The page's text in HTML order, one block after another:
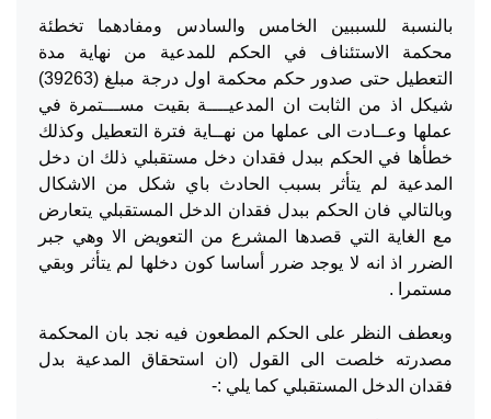
بالنسبة للسببين الخامس والسادس ومفادهما تخطئة
محكمة الاستئناف في الحكم للمدعية من نهاية مدة
التعطيل حتى صدور حكم محكمة اول درجة مبلغ (39263)
شيكل اذ من الثابت ان المدعيــــة بقيت مســـتمرة في
عملها وعــادت الى عملها من نهــاية فترة التعطيل وكذلك
خطأها في الحكم ببدل فقدان دخل مستقبلي ذلك ان دخل
المدعية لم يتأثر بسبب الحادث باي شكل من الاشكال
وبالتالي فان الحكم ببدل فقدان الدخل المستقبلي يتعارض
مع الغاية التي قصدها المشرع من التعويض الا وهي جبر
الضرر اذ انه لا يوجد ضرر أساسا كون دخلها لم يتأثر وبقي
مستمرا .
وبعطف النظر على الحكم المطعون فيه نجد بان المحكمة
مصدرته خلصت الى القول (ان استحقاق المدعية بدل
فقدان الدخل المستقبلي كما يلي :-